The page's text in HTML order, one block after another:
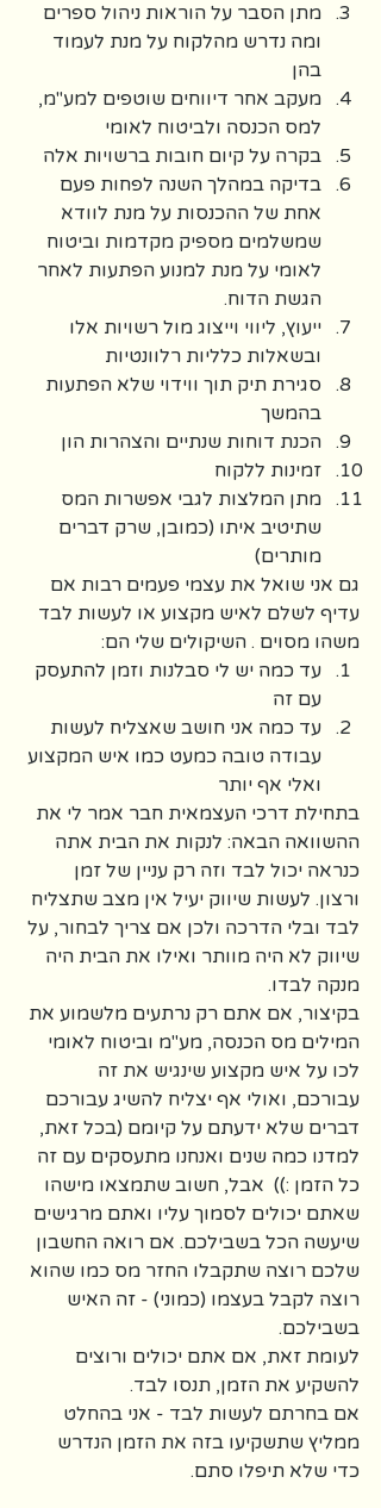
מתן הסבר על הוראות ניהול ספרים
ומה נדרש מהלקוח על מנת לעמוד
בהן
מעקב אחר דיווחים שוטפים למע"מ,
למס הכנסה ולביטוח לאומי
בקרה על קיום חובות ברשויות אלה
בדיקה במהלך השנה לפחות פעם
אחת של ההכנסות על מנת לוודא
שמשלמים מספיק מקדמות וביטוח
לאומי על מנת למנוע הפתעות לאחר
הגשת הדוח.
ייעוץ, ליווי וייצוג מול רשויות אלו
ובשאלות כלליות רלוונטיות
סגירת תיק תוך ווידוי שלא הפתעות
בהמשך
הכנת דוחות שנתיים והצהרות הון
זמינות ללקוח
מתן המלצות לגבי אפשרות המס
שתיטיב איתו (כמובן, שרק דברים
מותרים)
גם אני שואל את עצמי פעמים רבות אם
עדיף לשלם לאיש מקצוע או לעשות לבד
משהו מסוים . השיקולים שלי הם:
עד כמה יש לי סבלנות וזמן להתעסק
עם זה
עד כמה אני חושב שאצליח לעשות
עבודה טובה כמעט כמו איש המקצוע
ואלי אף יותר
בתחילת דרכי העצמאית חבר אמר לי את
ההשוואה הבאה: לנקות את הבית אתה
כנראה יכול לבד וזה רק עניין של זמן
ורצון. לעשות שיווק יעיל אין מצב שתצליח
לבד ובלי הדרכה ולכן אם צריך לבחור, על
שיווק לא היה מוותר ואילו את הבית היה
מנקה לבדו.
בקיצור, אם אתם רק נרתעים מלשמוע את
המילים מס הכנסה, מע"מ וביטוח לאומי
לכו על איש מקצוע שינגיש את זה
עבורכם, ואולי אף יצליח להשיג עבורכם
דברים שלא ידעתם על קיומם (בכל זאת,
למדנו כמה שנים ואנחנו מתעסקים עם זה
כל הזמן :))  אבל, חשוב שתמצאו מישהו
שאתם יכולים לסמוך עליו ואתם מרגישים
שיעשה הכל בשבילכם. אם רואה החשבון
שלכם רוצה שתקבלו החזר מס כמו שהוא
רוצה לקבל בעצמו (כמוני) - זה האיש
בשבילכם.
לעומת זאת, אם אתם יכולים ורוצים
להשקיע את הזמן, תנסו לבד.
אם בחרתם לעשות לבד - אני בהחלט
ממליץ שתשקיעו בזה את הזמן הנדרש
כדי שלא תיפלו סתם.